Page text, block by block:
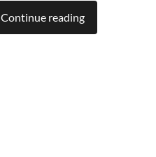
Continue reading